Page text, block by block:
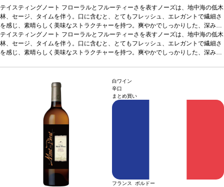
テイスティングノート フローラルとフルーティーさを表すノーズは、地中海の低木
林、セージ、タイムを伴う。口に含むと、とてもフレッシュ、エレガントで繊細さ
を感じ、素晴らしく美味なストラクチャーを持つ。爽やかでしっかりした、深みの
ある後味が続く。合う料理オレンジとジンジャー風味のエビのソテー、レモング
ラスとナンプラー添えのベトナム風ポークチョップなどと好相性葡萄品種40% ヴ
ェルメンティーノ、40% シャルドネ、20% ソーヴィニヨン・ブラン
テイスティングノート フローラルとフルーティーさを表すノーズは、地中海の低木
林、セージ、タイムを伴う。口に含むと、とてもフレッシュ、エレガントで繊細さ
を感じ、素晴らしく美味なストラクチャーを持つ。爽やかでしっかりした、深みの
ェルメンティーノ、40% シャルドネ、20% ソーヴィニヨン・ブラン
白ワイン
辛口
まとめ買い
フランス ボルドー